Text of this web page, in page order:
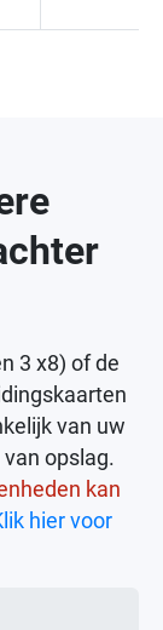
3 x8) of de
van uw
opslag.
kan
hier voor